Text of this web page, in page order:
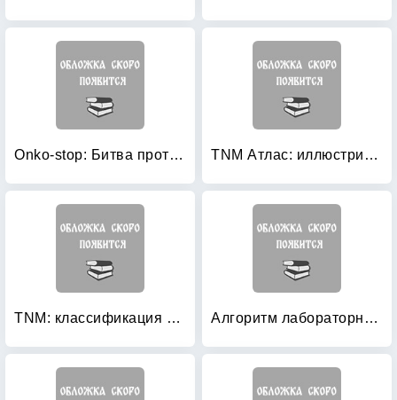
Onko-stop: Битва против рака. Самоучитель для тех, кто хочет победить болезнь TNM Атлас: иллюстрированное руководство по TNM классификации злокачественных опухолей
TNM: классификация злокачественных опухолей Алгоритм лабораторной диагностики острого лейкоза: Руководство для врачей